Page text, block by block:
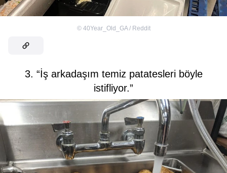
© 40Year_Old_GA / Reddit
3. “İş arkadaşım temiz patatesleri böyle
istifliyor.”